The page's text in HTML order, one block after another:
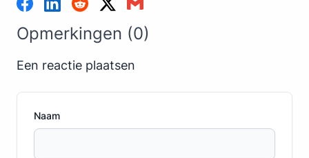
Opmerkingen (0)
Een reactie plaatsen
Naam